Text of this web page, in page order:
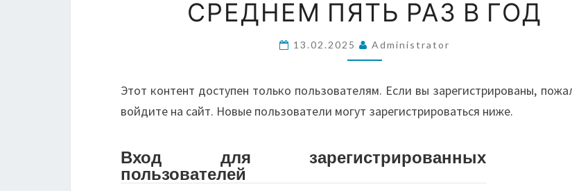
И
ПРОШЛУЮ
КАДЕНЦИЮ
СОЗВАНИВАЛИСЬ
СРЕДНЕМ
ПЯТЬ
В
ГОД
СРЕДНЕМ ПЯТЬ РАЗ В ГОД
13.02.2025 Administrator
Этот контент доступен только пользователям. Если вы зарегистрированы,
войдите на сайт. Новые пользователи могут зарегистрироваться ниже.
Вход для зарегистрированных
пользователей